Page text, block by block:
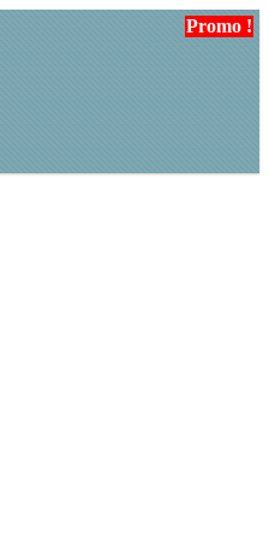
Promo !
Promo !
Promo !